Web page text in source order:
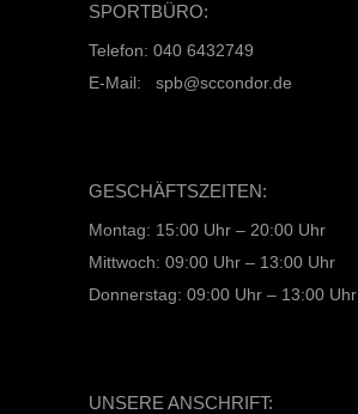
SPORTBÜRO:
Telefon: 040 6432749
E-Mail: spb@sccondor.de
GESCHÄFTSZEITEN:
Montag: 15:00 Uhr – 20:00 Uhr
Mittwoch: 09:00 Uhr – 13:00 Uhr
Donnerstag: 09:00 Uhr – 13:00 Uhr
UNSERE ANSCHRIFT: